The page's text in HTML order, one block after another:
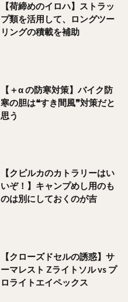
【荷締めのイロハ】ストラッ
プ類を活用して、ロングツー
リングの積載を補助
【＋α の防寒対策】バイク防
寒の胆は❝すき間風❞対策だと
思う
【クピルカのカトラリーはい
いぞ！】キャンプめし用のも
のは別にしておくのが吉
【クローズドセルの誘惑】サ
ーマレスト Zライトソル vs プ
ロライトエイペックス